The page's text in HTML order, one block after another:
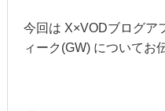
今回は X×VODブログア
ィーク(GW) についてお